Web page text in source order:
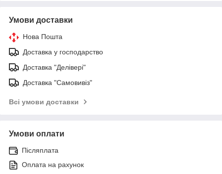
Умови доставки
Нова Пошта
Доставка у господарство
Доставка "Делівері"
Доставка "Самовивіз"
Всі умови доставки
Умови оплати
Післяплата
Оплата на рахунок